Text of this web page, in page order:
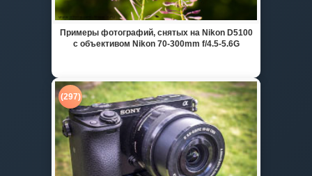
Примеры фотографий, снятых на Nikon D5100
с объективом Nikon 70-300mm f/4.5-5.6G
(297)